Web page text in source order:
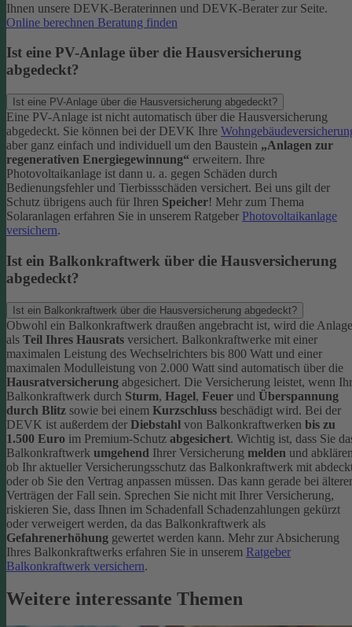
Ihnen unsere DEVK-Beraterinnen und DEVK-Berater zur Seite.
Online berechnen Beratung finden
Ist eine PV-Anlage über die Hausversicherung
abgedeckt?
Ist eine PV-Anlage über die Hausversicherung abgedeckt?
Eine PV-Anlage ist nicht automatisch über die Hausversicherung
abgedeckt. Sie können bei der DEVK Ihre
aber ganz einfach und individuell um den Baustein „Anlagen zur
regenerativen Energiegewinnung“ erweitern. Ihre
Photovoltaikanlage ist dann u. a. gegen Schäden durch
Bedienungsfehler und Tierbissschäden versichert. Bei uns gilt der
Schutz übrigens auch für Ihren Speicher! Mehr zum Thema
Solaranlagen erfahren Sie in unserem Ratgeber Photovoltaikanlage
versichern.
Ist ein Balkonkraftwerk über die Hausversicherung
abgedeckt?
Ist ein Balkonkraftwerk über die Hausversicherung abgedeckt?
Obwohl ein Balkonkraftwerk draußen angebracht ist, wird die Anlage
als Teil Ihres Hausrats versichert. Balkonkraftwerke mit einer
maximalen Leistung des Wechselrichters bis 800 Watt und einer
maximalen Modulleistung von 2.000 Watt sind automatisch über die
Hausratversicherung abgesichert. Die Versicherung leistet, wenn Ihr
Balkonkraftwerk durch Sturm, Hagel, Feuer und Überspannung
durch Blitz sowie bei einem Kurzschluss beschädigt wird. Bei der
DEVK ist außerdem der Diebstahl von Balkonkraftwerken bis zu
1.500 Euro im Premium-Schutz abgesichert. Wichtig ist, dass Sie
Balkonkraftwerk umgehend Ihrer Versicherung melden und
ob Ihr aktueller Versicherungsschutz das Balkonkraftwerk mit
oder ob Sie den Vertrag anpassen müssen. Das kann gerade bei
Verträgen der Fall sein. Sprechen Sie nicht mit Ihrer Versicherung,
riskieren Sie, dass Ihnen im Schadenfall Schadenzahlungen gekürzt
oder verweigert werden, da das Balkonkraftwerk als
Gefahrenerhöhung gewertet werden kann. Mehr zur Absicherung
Ihres Balkonkraftwerks erfahren Sie in unserem Ratgeber
Balkonkraftwerk versichern.
Weitere interessante Themen